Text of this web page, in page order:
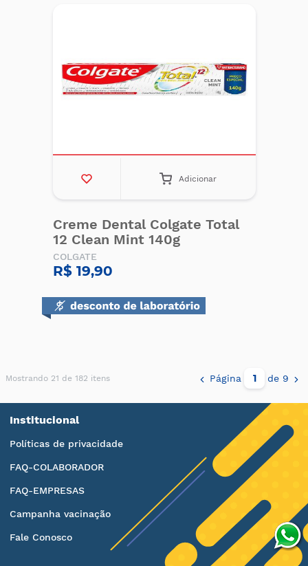
Adicionar
Creme Dental Colgate Total
12 Clean Mint 140g
COLGATE
R$ 19,90
Mostrando 21 de 182 itens Página de 9
Institucional
Políticas de privacidade
FAQ-COLABORADOR
FAQ-EMPRESAS
Campanha vacinação
Fale Conosco